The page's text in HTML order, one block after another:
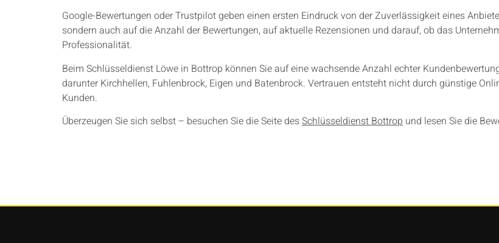
Google-Bewertungen oder Trustpilot geben einen ersten Eindruck von der Zuverlässigkeit eines
sondern auch auf die Anzahl der Bewertungen, auf aktuelle Rezensionen und darauf, ob das
Professionalität.
Beim Schlüsseldienst Löwe in Bottrop können Sie auf eine wachsende Anzahl echter
darunter Kirchhellen, Fuhlenbrock, Eigen und Batenbrock. Vertrauen entsteht nicht durch günstige
Kunden.
Überzeugen Sie sich selbst – besuchen Sie die Seite desSchlüsseldienst Bottrop und lesen Sie die